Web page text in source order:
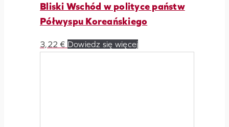
Bliski Wschód w polityce państw
Półwyspu Koreańskiego
3,22€ Dowiedz się więcej